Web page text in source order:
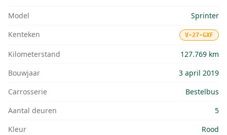
Model
Sprinter
Kenteken
V-27-GXF
Kilometerstand
127.769 km
Bouwjaar
3 april 2019
Carrosserie
Bestelbus
Aantal deuren
5
Kleur
Rood